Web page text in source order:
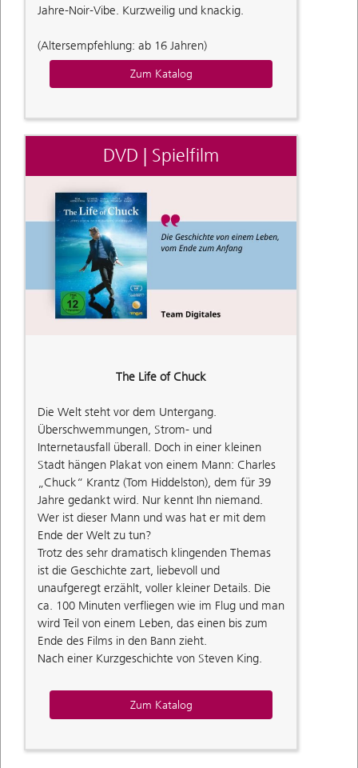
Jahre-Noir-Vibe. Kurzweilig und knackig.
(Altersempfehlung: ab 16 Jahren)
Zum Katalog
DVD | Spielfilm
The Life of Chuck
Die Welt steht vor dem Untergang.
Überschwemmungen, Strom- und
Internetausfall überall. Doch in einer kleinen
Stadt hängen Plakat von einem Mann: Charles
„Chuck“ Krantz (Tom Hiddelston), dem für 39
Jahre gedankt wird. Nur kennt Ihn niemand.
Wer ist dieser Mann und was hat er mit dem
Ende der Welt zu tun?
Trotz des sehr dramatisch klingenden Themas
ist die Geschichte zart, liebevoll und
unaufgeregt erzählt, voller kleiner Details. Die
ca. 100 Minuten verfliegen wie im Flug und man
wird Teil von einem Leben, das einen bis zum
Ende des Films in den Bann zieht.
Nach einer Kurzgeschichte von Steven King.
Zum Katalog